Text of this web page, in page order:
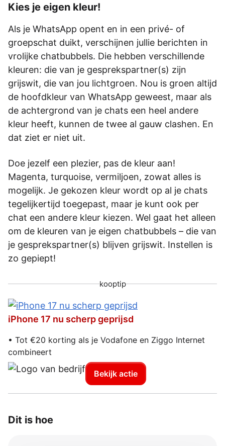
Kies je eigen kleur!
Als je WhatsApp opent en in een privé- of
groepschat duikt, verschijnen jullie berichten in
vrolijke chatbubbels. Die hebben verschillende
kleuren: die van je gesprekspartner(s) zijn
grijswit, die van jou lichtgroen. Nou is groen altijd
de hoofdkleur van WhatsApp geweest, maar als
de achtergrond van je chats een heel andere
kleur heeft, kunnen de twee al gauw clashen. En
dat ziet er niet uit.
Doe jezelf een plezier, pas de kleur aan!
Magenta, turquoise, vermiljoen, zowat alles is
mogelijk. Je gekozen kleur wordt op al je chats
tegelijkertijd toegepast, maar je kunt ook per
chat een andere kleur kiezen. Wel gaat het alleen
om de kleuren van je eigen chatbubbels – die van
je gesprekspartner(s) blijven grijswit. Instellen is
zo gepiept!
kooptip
iPhone 17 nu scherp geprijsd
• Tot €20 korting als je Vodafone en Ziggo Internet
combineert
Bekijk actie
Dit is hoe